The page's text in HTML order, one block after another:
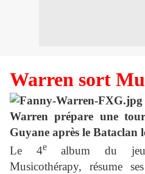
Warren sort
Warren prépare une
Guyane après le Bataclan
Le 4ealbum du
Musicothérapy, résume